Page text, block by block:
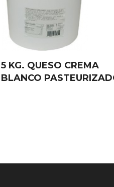
5 KG. QUESO CREMA
BLANCO